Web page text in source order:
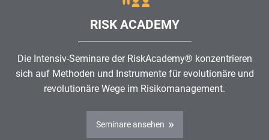
RISK ACADEMY
Die Intensiv-Seminare der RiskAcademy® konzentrieren
sich auf Methoden und Instrumente für evolutionäre und
revolutionäre Wege im Risikomanagement.
Seminare ansehen